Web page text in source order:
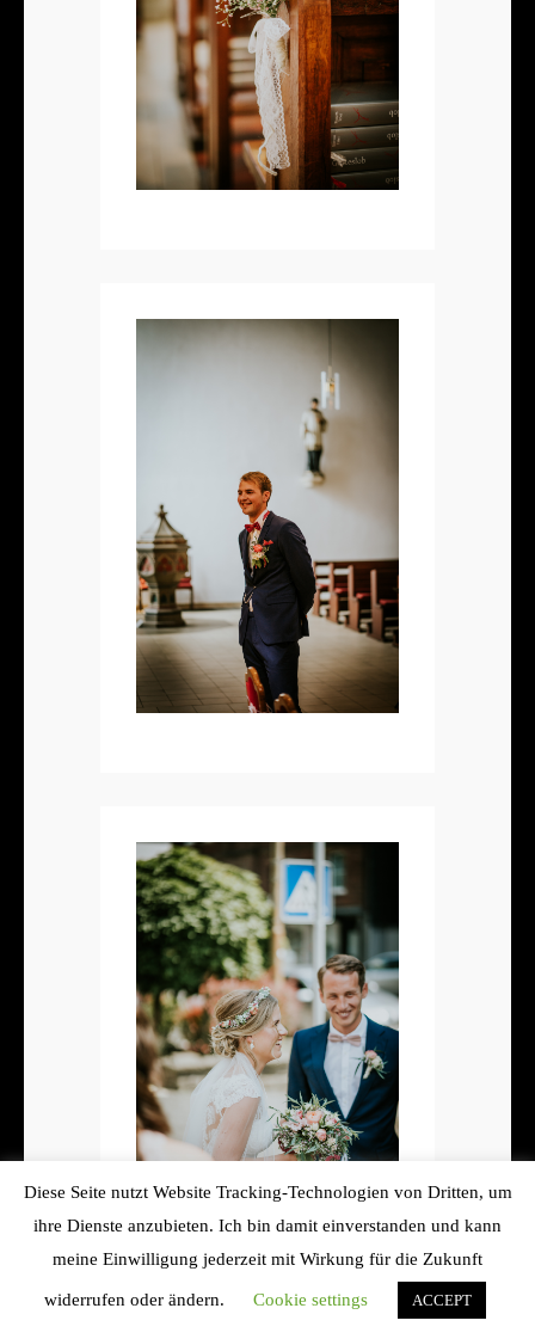
Diese Seite nutzt Website Tracking-Technologien von Dritten, um
ihre Dienste anzubieten. Ich bin damit einverstanden und kann
meine Einwilligung jederzeit mit Wirkung für die Zukunft
widerrufen oder ändern. Cookie settings ACCEPT